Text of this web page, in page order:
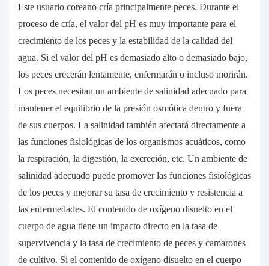
Este usuario coreano cría principalmente peces. Durante el
proceso de cría, el valor del pH es muy importante para el
crecimiento de los peces y la estabilidad de la calidad del
agua. Si el valor del pH es demasiado alto o demasiado bajo,
los peces crecerán lentamente, enfermarán o incluso morirán.
Los peces necesitan un ambiente de salinidad adecuado para
mantener el equilibrio de la presión osmótica dentro y fuera
de sus cuerpos. La salinidad también afectará directamente a
las funciones fisiológicas de los organismos acuáticos, como
la respiración, la digestión, la excreción, etc. Un ambiente de
salinidad adecuado puede promover las funciones fisiológicas
de los peces y mejorar su tasa de crecimiento y resistencia a
las enfermedades. El contenido de oxígeno disuelto en el
cuerpo de agua tiene un impacto directo en la tasa de
supervivencia y la tasa de crecimiento de peces y camarones
de cultivo. Si el contenido de oxígeno disuelto en el cuerpo